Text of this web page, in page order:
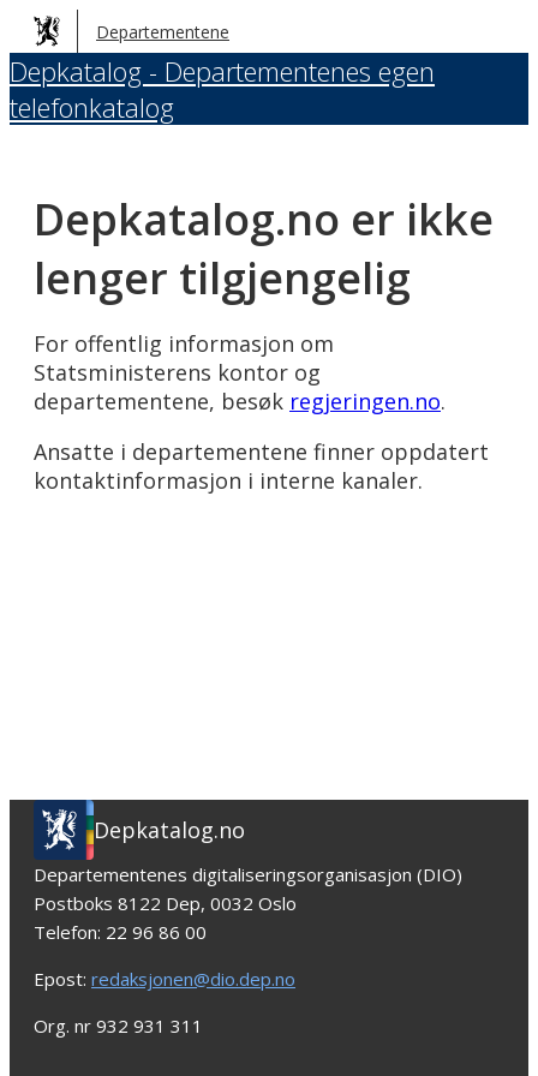
Hopp
til
hovedinnhold
Departementene
Depkatalog - Departementenes egen
telefonkatalog
Depkatalog.no er ikke
lenger tilgjengelig
For offentlig informasjon om
Statsministerens kontor og
departementene, besøk regjeringen.no.
Ansatte i departementene finner oppdatert
kontaktinformasjon i interne kanaler.
Depkatalog.no
Departementenes digitaliseringsorganisasjon (DIO)
Postboks 8122 Dep, 0032 Oslo
Telefon: 22 96 86 00
Epost: redaksjonen@dio.dep.no
Org. nr 932 931 311